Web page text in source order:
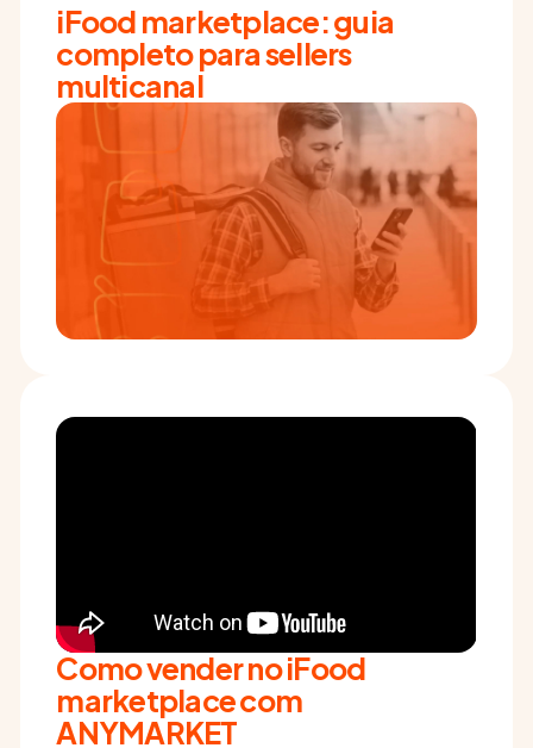
iFood marketplace: guia
completo para sellers
multicanal
Como vender no iFood
marketplace com
ANYMARKET